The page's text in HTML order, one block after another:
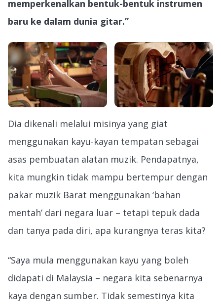
memperkenalkan bentuk-bentuk instrumen
baru ke dalam dunia gitar.”
Dia dikenali melalui misinya yang giat
menggunakan kayu-kayan tempatan sebagai
asas pembuatan alatan muzik. Pendapatnya,
kita mungkin tidak mampu bertempur dengan
pakar muzik Barat menggunakan ‘bahan
mentah’ dari negara luar – tetapi tepuk dada
dan tanya pada diri, apa kurangnya teras kita?
“Saya mula menggunakan kayu yang boleh
didapati di Malaysia – negara kita sebenarnya
kaya dengan sumber. Tidak semestinya kita